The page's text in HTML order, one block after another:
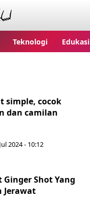
Teknologi Edukasi
simple, cocok
dan camilan
2024 - 10:12
Ginger Shot Yang
Jerawat